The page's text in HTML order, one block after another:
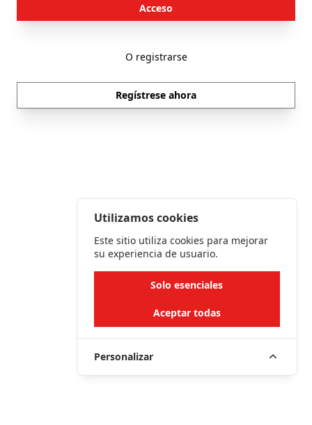
Acceso
O registrarse
Regístrese ahora
Utilizamos cookies
Este sitio utiliza cookies para mejorar
su experiencia de usuario.
Solo esenciales
Aceptar todas
Personalizar